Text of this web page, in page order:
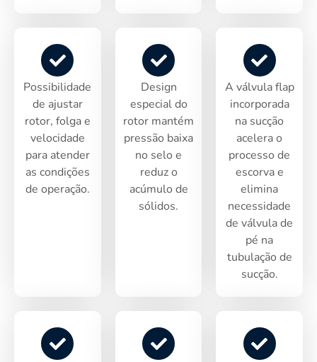
Possibilidade
de ajustar
rotor, folga e
velocidade
para atender
as condições
de operação.
Design
especial do
rotor mantém
pressão baixa
no selo e
reduz o
acúmulo de
sólidos.
A válvula flap
incorporada
na sucção
acelera o
processo de
escorva e
elimina
necessidade
de válvula de
pé na
tubulação de
sucção.